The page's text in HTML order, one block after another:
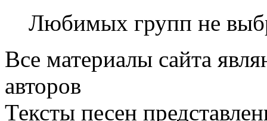
Любимых групп не
Все материалы сайта
авторов
Тексты песен